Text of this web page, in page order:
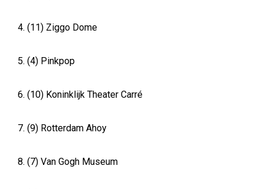
4. (11) Ziggo Dome
5. (4) Pinkpop
6. (10) Koninklijk Theater Carré
7. (9) Rotterdam Ahoy
8. (7) Van Gogh Museum